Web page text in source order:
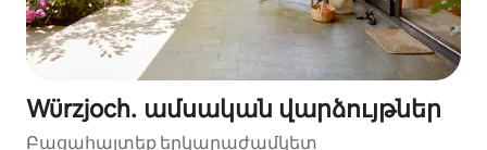
Würzjoch․ ամսական վարձույթներ
Բացահայտեք երկարաժամկետ